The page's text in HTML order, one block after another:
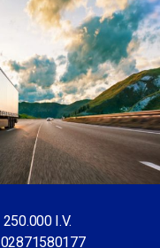
250.000 I.V.
02871580177